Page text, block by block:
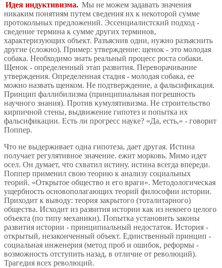
Идея индуктивизма. Мы не можем задавать значения
никаким понятиям путем сведения их к некоторой сумме
протокольных предложений. Эссенциалистский подход -
сведение термина к сумме других терминов,
характеризующих объект. Разъяснив одни, нужно разъяснить
другие (сложно). Пример: утверждение: щенок - это молодая
собака. Необходимо знать реальный процесс роста собаки.
Щенок - определенный этап развития. Переворачивание
утверждения. Определенная стадия - молодая собака, ее
можно назвать щенком. Не подтверждение, а фальсификация.
Принцип фаллибилизма (принципиальная погрешность
научного знания). Против кумулятивизма. Не строительство
кирпичной стены, выдвижение гипотез и попытка их
фальсификации. Есть ли прогресс науке? «Да, есть,» - говорит
Поппер.
Что не выдерживает одна гипотеза, дает другая. Истина
получает регулятивное значение. ежит морковь. Мимо идет
осел. Он думает, что схватил истину. истина всегда впереди.
Поппер применил свою теорию к анализу социальных
теорий. «Открытое общество и его враги». Методологическая
ущербность основополагающих теорий философии истории.
Приходит к выводу: теория закрытого (тоталитарного)
общества. Исходит из развития истории как из некоего целого
объекта (по типу механики). Попытка установить законы
развития истории - принципиальный недостаток. История -
открытый, незаконченный объект. Единственный принцип -
социальная инженерия (метод проб и ошибок, реформы -
возможность отступить назад, в отличие от революций).
Трагедия всех революций.